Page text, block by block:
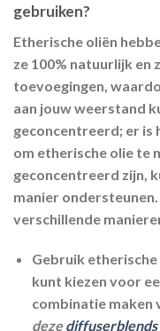
gebruiken?
Etherische oliën
ze 100% natuurlijk en
toevoegingen,
aan jouw weerstand
geconcentreerd; er is
om etherische olie te
geconcentreerd zijn,
manier
verschillende
Gebruik etherische
kunt kiezen voor
combinatie maken
deze